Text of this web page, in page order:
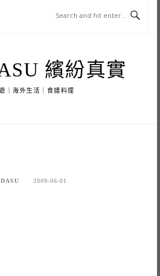
繽紛真實
｜海外生活｜食譜料理
2009-06-01